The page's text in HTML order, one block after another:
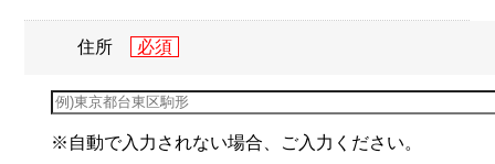
住所
※自動で入力されない場合、ご入力ください。